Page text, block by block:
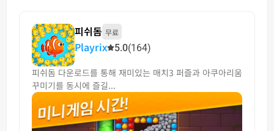
피쉬돔 무료
Playrix 5.0(164)
피쉬돔 다운로드를 통해 재미있는 매치3 퍼즐과 아쿠아리움
꾸미기를 동시에 즐길...